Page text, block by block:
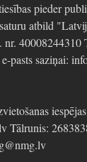
pieder
atbild
nr. 40008244310
pasts saziņai:
Tālrunis: